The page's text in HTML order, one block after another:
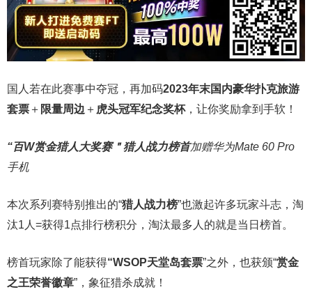
国人若在此赛事中夺冠，再加码2023年末国内豪华扑克旅游
套票 ＋ 限量周边 ＋ 虎头冠军纪念奖杯，让你奖励拿到手软！
“百W赏金猎人大奖赛＂猎人战力榜首加赠华为Mate 60 Pro
手机
本次系列赛特别推出的“猎人战力榜”也激起许多玩家斗志，淘
汰1人=获得1点排行榜积分，淘汰最多人的就是当日榜首。
榜首玩家除了能获得“WSOP天堂岛套票”之外，也获颁“赏金
之王荣誉徽章”，象征猎杀成就！